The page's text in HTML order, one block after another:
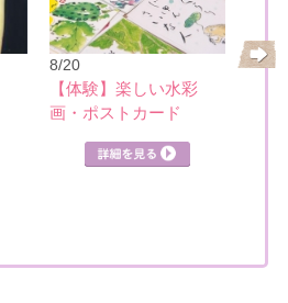
8/20
【体験】楽しい水彩
画・ポストカード